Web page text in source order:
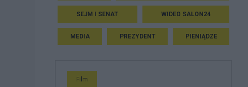
SEJM I SENAT WIDEO SALON24
MEDIA PREZYDENT PIENIĄDZE
Film